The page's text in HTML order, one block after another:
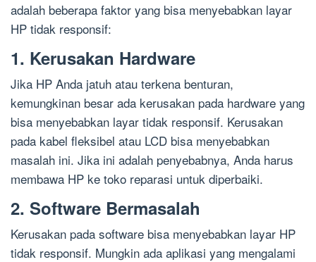
adalah beberapa faktor yang bisa menyebabkan layar
HP tidak responsif:
1. Kerusakan Hardware
Jika HP Anda jatuh atau terkena benturan,
kemungkinan besar ada kerusakan pada hardware yang
bisa menyebabkan layar tidak responsif. Kerusakan
pada kabel fleksibel atau LCD bisa menyebabkan
masalah ini. Jika ini adalah penyebabnya, Anda harus
membawa HP ke toko reparasi untuk diperbaiki.
2. Software Bermasalah
Kerusakan pada software bisa menyebabkan layar HP
tidak responsif. Mungkin ada aplikasi yang mengalami